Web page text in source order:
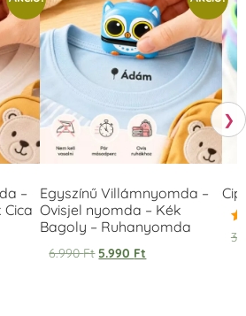
–
Egyszínű Villámnyomda –
Ovisjel nyomda – Kék
Bagoly – Ruhanyomda
6.990Ft 5.990 Ft
❯